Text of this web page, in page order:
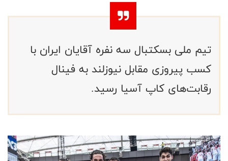
تیم ملی بسکتبال سه نفره آقایان ایران با
کسب پیروزی مقابل نیوزلند به فینال
رقابت‌های کاپ آسیا رسید.